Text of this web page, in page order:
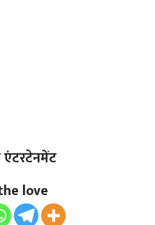
एंटरटेनमेंट
love